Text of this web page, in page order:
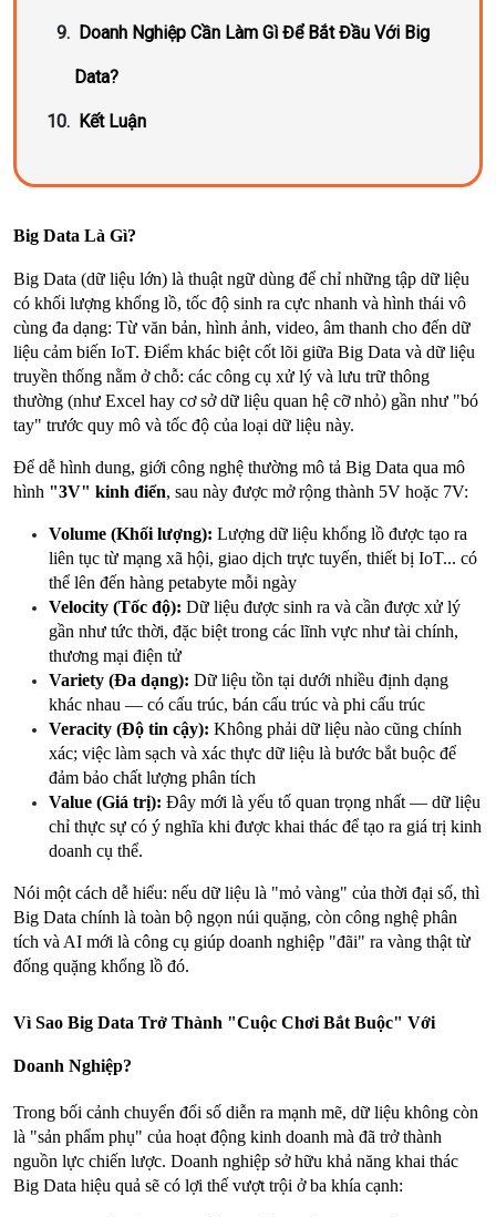
Doanh Nghiệp Cần Làm Gì Để Bắt Đầu Với Big
Data?
Kết Luận
Big Data Là Gì?
Big Data (dữ liệu lớn) là thuật ngữ dùng để chỉ những tập dữ liệu
có khối lượng khổng lồ, tốc độ sinh ra cực nhanh và hình thái vô
cùng đa dạng: Từ văn bản, hình ảnh, video, âm thanh cho đến dữ
liệu cảm biến IoT. Điểm khác biệt cốt lõi giữa Big Data và dữ liệu
truyền thống nằm ở chỗ: các công cụ xử lý và lưu trữ thông
thường (như Excel hay cơ sở dữ liệu quan hệ cỡ nhỏ) gần như "bó
tay" trước quy mô và tốc độ của loại dữ liệu này.
Để dễ hình dung, giới công nghệ thường mô tả Big Data qua mô
hình "3V" kinh điển, sau này được mở rộng thành 5V hoặc 7V:
Volume (Khối lượng): Lượng dữ liệu khổng lồ được tạo ra
liên tục từ mạng xã hội, giao dịch trực tuyến, thiết bị IoT... có
thể lên đến hàng petabyte mỗi ngày
Velocity (Tốc độ): Dữ liệu được sinh ra và cần được xử lý
gần như tức thời, đặc biệt trong các lĩnh vực như tài chính,
thương mại điện tử
Variety (Đa dạng): Dữ liệu tồn tại dưới nhiều định dạng
khác nhau — có cấu trúc, bán cấu trúc và phi cấu trúc
Veracity (Độ tin cậy): Không phải dữ liệu nào cũng chính
xác; việc làm sạch và xác thực dữ liệu là bước bắt buộc để
đảm bảo chất lượng phân tích
Value (Giá trị): Đây mới là yếu tố quan trọng nhất — dữ liệu
chỉ thực sự có ý nghĩa khi được khai thác để tạo ra giá trị kinh
doanh cụ thể.
Nói một cách dễ hiểu: nếu dữ liệu là "mỏ vàng" của thời đại số, thì
Big Data chính là toàn bộ ngọn núi quặng, còn công nghệ phân
tích và AI mới là công cụ giúp doanh nghiệp "đãi" ra vàng thật từ
đống quặng khổng lồ đó.
Vì Sao Big Data Trở Thành "Cuộc Chơi Bắt Buộc" Với
Doanh Nghiệp?
Trong bối cảnh chuyển đổi số diễn ra mạnh mẽ, dữ liệu không còn
là "sản phẩm phụ" của hoạt động kinh doanh mà đã trở thành
nguồn lực chiến lược. Doanh nghiệp sở hữu khả năng khai thác
Big Data hiệu quả sẽ có lợi thế vượt trội ở ba khía cạnh: